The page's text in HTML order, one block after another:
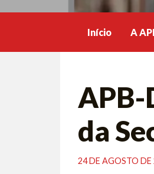
Início A
APB-
da
24 DE AGOSTO DE